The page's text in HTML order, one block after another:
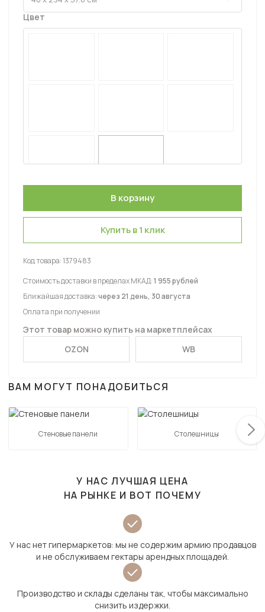
Цвет
Купить в 1 клик
Код товара:1379483
Стоимость доставки в пределах МКАД:1 955 рублей
Ближайшая доставка:через 21 день, 30 августа
Оплата при получении
Этот товар можно купить на маркетплейсах
OZON
WB
ВАМ МОГУТ ПОНАДОБИТЬСЯ
Стеновые панели Столешницы
У НАС ЛУЧШАЯ ЦЕНА
НА РЫНКЕ И ВОТ ПОЧЕМУ
У нас нет гипермаркетов: мы не содержим армию продавцов
и не обслуживаем гектары арендных площадей.
Производство и склады сделаны так, чтобы максимально
снизить издержки.